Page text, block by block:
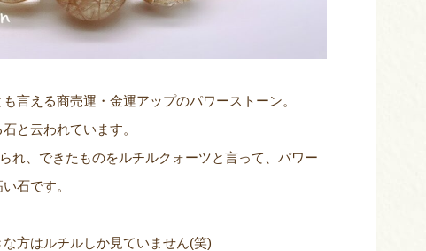
言える商売運・金運アップのパワーストーン。
と云われています。
れ、できたものをルチルクォーツと言って、パワー
石です。
方はルチルしか見ていません(笑)